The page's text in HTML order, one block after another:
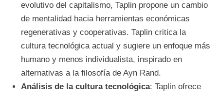
evolutivo del capitalismo, Taplin propone un cambio
de mentalidad hacia herramientas económicas
regenerativas y cooperativas. Taplin critica la
cultura tecnológica actual y sugiere un enfoque más
humano y menos individualista, inspirado en
alternativas a la filosofía de Ayn Rand.
Análisis de la cultura tecnológica: Taplin ofrece